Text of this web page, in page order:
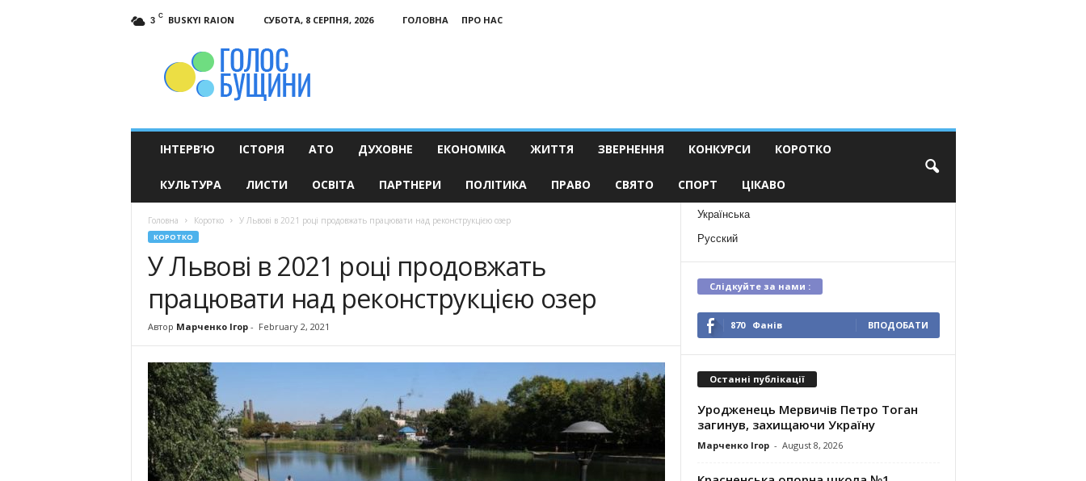
3 C BUSKYI RAION СУБОТА, 8 СЕРПНЯ, 2026 ГОЛОВНА
ПРО НАС
ІНТЕРВ’Ю ІСТОРІЯ АТО ДУХОВНЕ ЕКОНОМІКА ЖИТТЯ ЗВЕРНЕННЯ КОНКУРСИ КОРОТКО
КУЛЬТУРА ЛИСТИ ОСВІТА ПАРТНЕРИ ПОЛІТИКА ПРАВО СВЯТО СПОРТ ЦІКАВО
Головна Коротко У Львові в 2021 році продовжать працювати над реконструкцією озер
КОРОТКО
У Львові в 2021 році продовжать
працювати над реконструкцією озер
Автор Марченко Ігор- February 2, 2021
Українська
Русский
Слідкуйте за нами :
870 Фанів ВПОДОБАТИ
Останні публікації
Уродженець Мервичів Петро Тоган
загинув, захищаючи Україну
Марченко Ігор - August 8, 2026